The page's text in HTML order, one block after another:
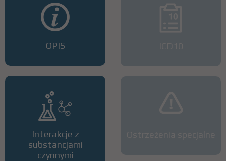
OPIS
Interakcje z
substancjami
czynnymi